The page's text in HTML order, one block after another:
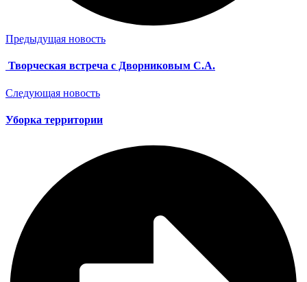
Предыдущая новость
Творческая встреча с Дворниковым С.А.
Следующая новость
Уборка территории